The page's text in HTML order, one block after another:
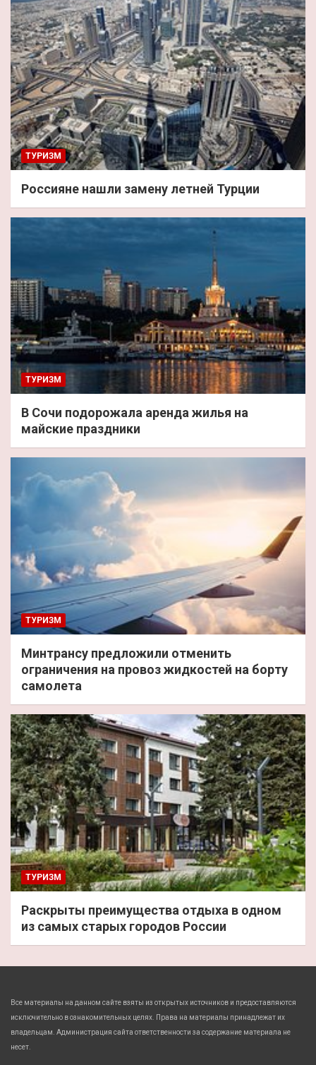
ТУРИЗМ
Россияне нашли замену летней Турции
ТУРИЗМ
В Сочи подорожала аренда жилья на
майские праздники
ТУРИЗМ
Минтрансу предложили отменить
ограничения на провоз жидкостей на борту
самолета
ТУРИЗМ
Раскрыты преимущества отдыха в одном
из самых старых городов России
Все материалы на данном сайте взяты из открытых источников и предоставляются
исключительно в ознакомительных целях. Права на материалы принадлежат их
владельцам. Администрация сайта ответственности за содержание материала не
несет.